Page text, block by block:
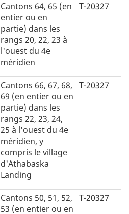
Cantons 64, 65 (en
entier ou en
partie) dans les
rangs 20, 22, 23 à
l'ouest du 4e
méridien
T-20327
Cantons 66, 67, 68,
69 (en entier ou en
partie) dans les
rangs 22, 23, 24,
25 à l'ouest du 4e
méridien, y
compris le village
d'Athabaska
Landing
T-20327
Cantons 50, 51, 52,
53 (en entier ou en
T-20327